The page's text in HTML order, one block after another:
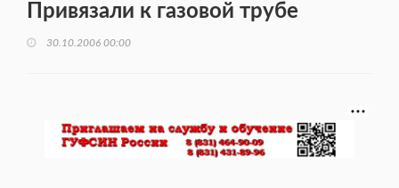
Привязали к газовой трубе
30.10.2006 00:00